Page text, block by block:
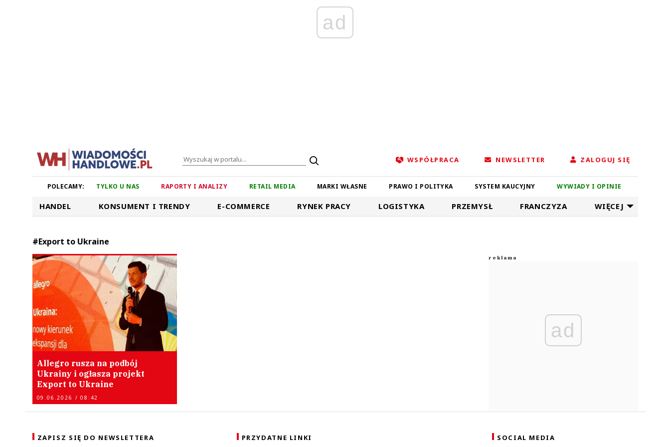
ad
WSPÓŁPRACA NEWSLETTER ZALOGUJ SIĘ
POLECAMY: TYLKO U NAS RAPORTY I ANALIZY RETAIL MEDIA MARKI WŁASNE PRAWO I POLITYKA SYSTEM KAUCYJNY WYWIADY I OPINIE
HANDEL KONSUMENT I TRENDY E-COMMERCE RYNEK PRACY LOGISTYKA PRZEMYSŁ FRANCZYZA WIĘCEJ
#Export to Ukraine
Allegro rusza na podbój
Ukrainy i ogłasza projekt
Export to Ukraine
09.06.2026 / 08:42
ad
ZAPISZ SIĘ DO NEWSLETTERA PRZYDATNE LINKI SOCIAL MEDIA